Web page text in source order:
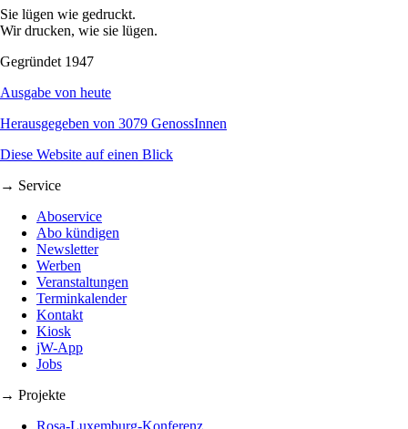
Sie lügen wie gedruckt.
Wir drucken, wie sie lügen.
Gegründet 1947
Ausgabe von heute
Herausgegeben von 3079 GenossInnen
Diese Website auf einen Blick
→ Service
Aboservice
Abo kündigen
Newsletter
Werben
Veranstaltungen
Terminkalender
Kontakt
Kiosk
jW-App
Jobs
→ Projekte